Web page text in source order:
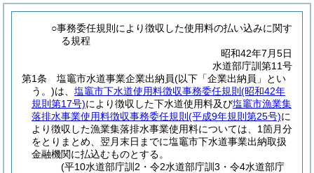
○事務委任規則により徴収した使用料の払い込みに関す
る規程
昭和42年7月5日
水道部庁訓第11号
第1条
塩竈市水道事業企業出納員(以下「企業出納員」とい
う。)は、 塩竈市下水道使用料徴収事務委任規則 (昭和42年
規則第17号)により徴収した下水道使用料及び塩竈市漁業集
落排水事業使用料徴収事務委任規則 (平成9年規則第25号)に
より徴収した漁業集落排水事業使用料については、1箇月分
をとりまとめ、翌月末日までに塩竈市下水道事業出納取扱
金融機関に払込むものとする。
(平10水道部庁訓2・令2水道部庁訓3・令4水道部庁